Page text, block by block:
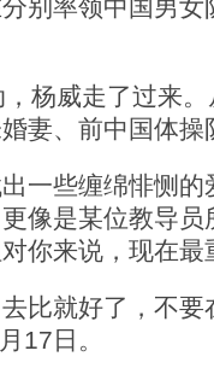
率领中国男女
杨威走了过来。
妻、前中国体操
些缠绵悱恻的
像是某位教导员
你来说，现在
就好了，不要
17日。